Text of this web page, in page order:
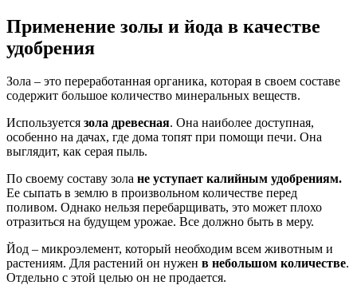
Применение золы и йода в качестве
удобрения
Зола – это переработанная органика, которая в своем составе
содержит большое количество минеральных веществ.
Используется зола древесная. Она наиболее доступная,
особенно на дачах, где дома топят при помощи печи. Она
выглядит, как серая пыль.
По своему составу зола не уступает калийным удобрениям.
Ее сыпать в землю в произвольном количестве перед
поливом. Однако нельзя перебарщивать, это может плохо
отразиться на будущем урожае. Все должно быть в меру.
Йод – микроэлемент, который необходим всем животным и
растениям. Для растений он нужен в небольшом количестве.
Отдельно с этой целью он не продается.